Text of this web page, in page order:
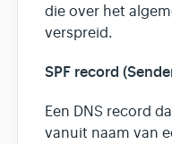
die over het
verspreid.
SPF record
Een DNS record
vanuit naam van